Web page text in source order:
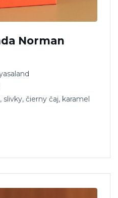
Norman
slivky, čierny čaj, karamel